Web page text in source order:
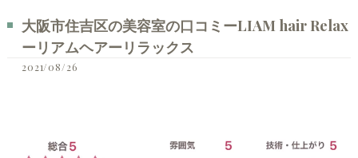
大阪市住吉区の美容室の口コミーLIAM hair Relax
ーリアムヘアーリラックス
2021/08/26